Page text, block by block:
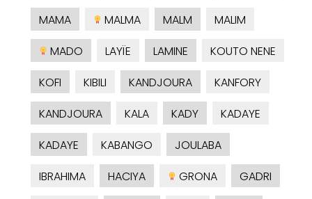
MAMA
MALMA MALM
MALIM
MADO
LAYÏE LAMINE
KOUTO NENE
KOFI
KIBILI KANDJOURA
KANFORY
KANDJOURA
KALA KADY
KADAYE
KADAYE
KABANGO
JOULABA
IBRAHIMA
HACIYA GRONA
GADRI